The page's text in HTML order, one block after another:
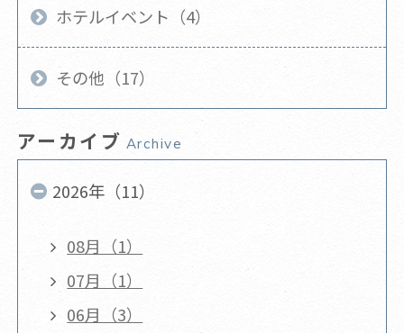
ホテルイベント（4）
その他（17）
アーカイブ Archive
2026年（11）
08月（1）
07月（1）
06月（3）